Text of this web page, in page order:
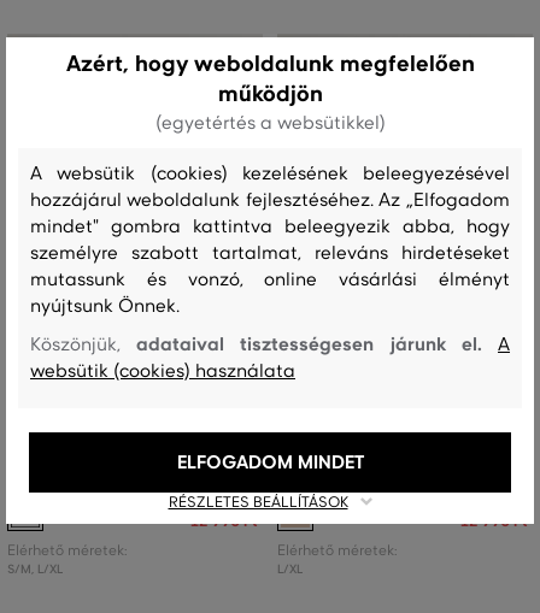
AKCIÓ -50%
25 990 Ft
12 990 Ft
Elérhető méretek:
S/M, L/XL
AKCIÓ -50%
SLIPPERS S/M
12 990 Ft
Elérhető méretek:
L/XL
Azért, hogy weboldalunk megfelelően
működjön
(egyetértés a websütikkel)
A websütik (cookies) kezelésének beleegyezésével
hozzájárul weboldalunk fejlesztéséhez. Az „Elfogadom
mindet" gombra kattintva beleegyezik abba, hogy
személyre szabott tartalmat, releváns hirdetéseket
mutassunk és vonzó, online vásárlási élményt
nyújtsunk Önnek.
Köszönjük,adataival tisztességesen járunk el.A
websütik (cookies) használata
RÉSZLETES BEÁLLÍTÁSOK
ELFOGADOM MINDET